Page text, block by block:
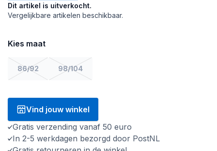
Dit artikel is uitverkocht.
Vergelijkbare artikelen beschikbaar.
Kies maat
86/92 98/104
Vind jouw winkel
Gratis verzending vanaf 50 euro
In 2-5 werkdagen bezorgd door PostNL